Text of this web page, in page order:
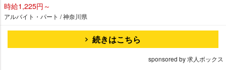
時給1,225円～
アルバイト・パート / 神奈川県
続きはこちら
sponsored by 求人ボックス